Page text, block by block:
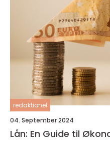
redaktionel
04. September 2024
Lån: En Guide til